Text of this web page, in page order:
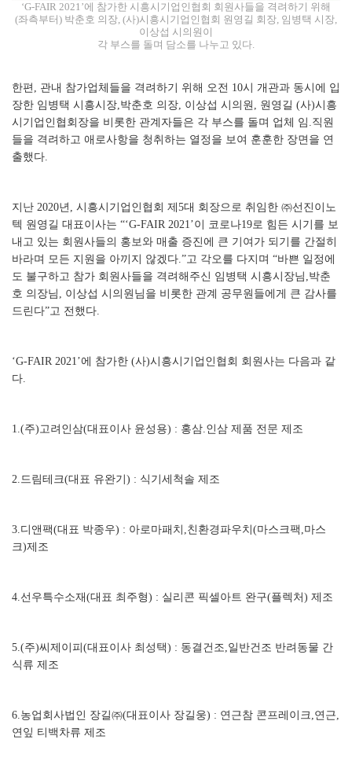
‘G-FAIR 2021’에 참가한 시흥시기업인협회 회원사들을 격려하기 위해
(좌측부터) 박춘호 의장, (사)시흥시기업인협회 원영길 회장, 임병택 시장,
이상섭 시의원이
각 부스를 돌며 담소를 나누고 있다.
한편, 관내 참가업체들을 격려하기 위해 오전 10시 개관과 동시에 입
장한 임병택 시흥시장,박춘호 의장, 이상섭 시의원, 원영길 (사)시흥
시기업인협회장을 비롯한 관계자들은 각 부스를 돌며 업체 임.직원
들을 격려하고 애로사항을 청취하는 열정을 보여 훈훈한 장면을 연
출했다.
지난 2020년, 시흥시기업인협회 제5대 회장으로 취임한 ㈜선진이노
텍 원영길 대표이사는 “‘G-FAIR 2021’이 코로나19로 힘든 시기를 보
내고 있는 회원사들의 홍보와 매출 증진에 큰 기여가 되기를 간절히
바라며 모든 지원을 아끼지 않겠다.”고 각오를 다지며 “바쁜 일정에
도 불구하고 참가 회원사들을 격려해주신 임병택 시흥시장님,박춘
호 의장님, 이상섭 시의원님을 비롯한 관계 공무원들에게 큰 감사를
드린다”고 전했다.
‘G-FAIR 2021’에 참가한 (사)시흥시기업인협회 회원사는 다음과 같
다.
1.(주)고려인삼(대표이사 윤성용) : 홍삼.인삼 제품 전문 제조
2.드림테크(대표 유완기) : 식기세척솔 제조
3.디앤팩(대표 박종우) : 아로마패치,친환경파우치(마스크팩,마스
크)제조
4.선우특수소재(대표 최주형) : 실리콘 픽셀아트 완구(플렉처) 제조
5.(주)씨제이피(대표이사 최성택) : 동결건조,일반건조 반려동물 간
식류 제조
6.농업회사법인 장길㈜(대표이사 장길웅) : 연근참 콘프레이크,연근,
연잎 티백차류 제조